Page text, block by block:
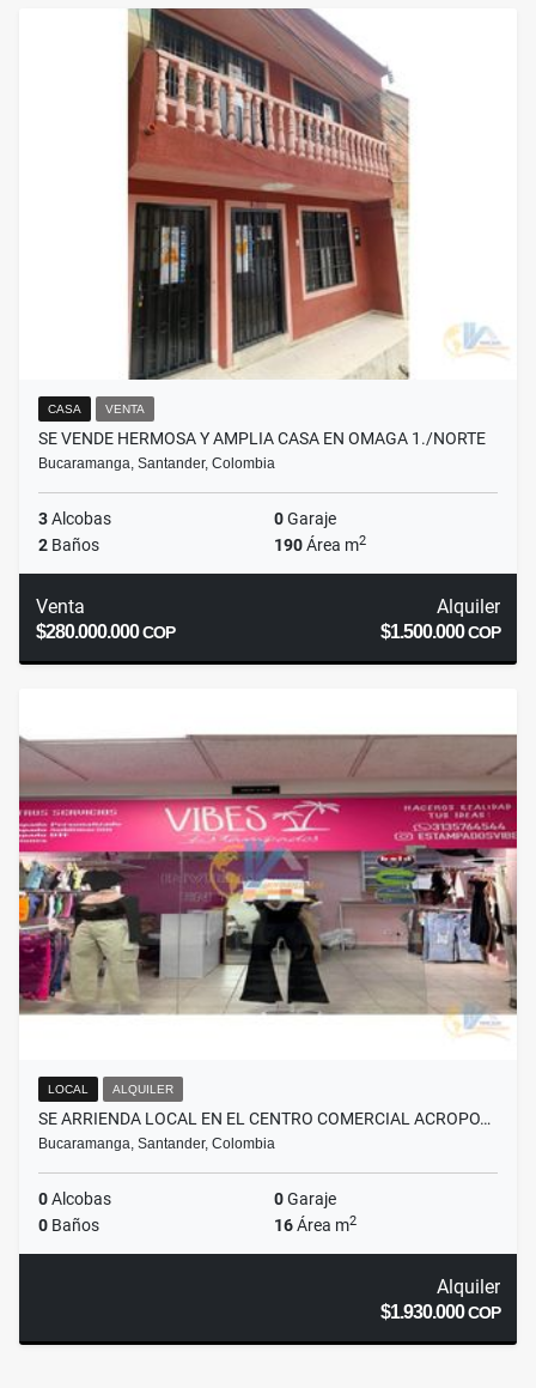
CASA VENTA
SE VENDE HERMOSA Y AMPLIA CASA EN OMAGA 1./NORTE
Bucaramanga, Santander, Colombia
3Alcobas 0Garaje
2 Baños 190Área m2
Venta
$280.000.000COP
Alquiler
$1.500.000COP
LOCAL ALQUILER
SE ARRIENDA LOCAL EN EL CENTRO COMERCIAL ACROPO…
Bucaramanga, Santander, Colombia
0Alcobas 0Garaje
0 Baños 16Área m2
Alquiler
$1.930.000COP